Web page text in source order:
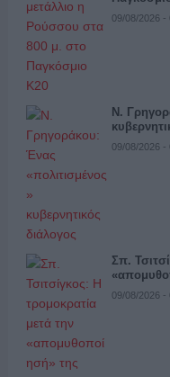
09/08/2026 -
Ν.
09/08/2026 -
Σπ.
09/08/2026 -